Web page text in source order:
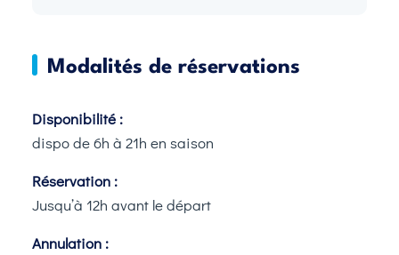
Modalités de réservations
Disponibilité :
dispo de 6h à 21h en saison
Réservation :
Jusqu’à 12h avant le départ
Annulation :